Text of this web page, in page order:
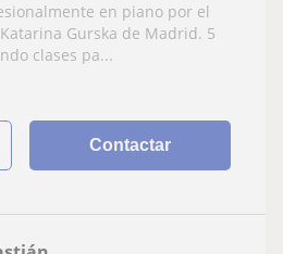
en piano por el
Gurska de Madrid. 5
clases pa...
Contactar